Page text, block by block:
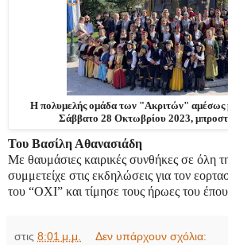
Η πολυμελής ομάδα των "Ακριτών" αμέσως
Σάββατο 28 Οκτωβρίου 2023,
Του Βασίλη Αθανασιάδη
Με θαυμάσιες καιρικές συνθήκες σε όλη
συμμετείχε στις εκδηλώσεις για τον
του “ΟΧΙ” και τίμησε τους ήρωες του
στις 8:01 μ.μ. Δεν υπάρχουν σχόλια: